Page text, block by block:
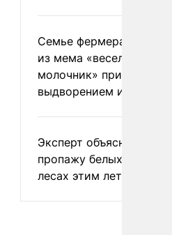
Семье фермера
из мема «веселый
молочник» пригрозили
выдворением из
Эксперт объяснил
пропажу белых грибов
лесах этим летом